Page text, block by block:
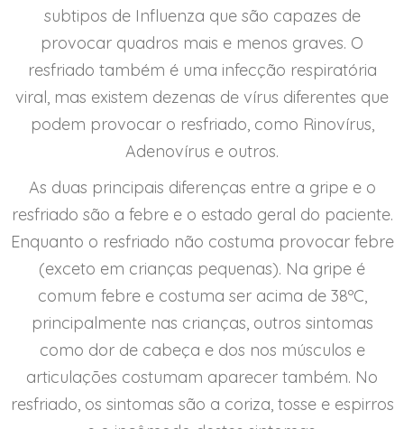
subtipos de Influenza que são capazes de
provocar quadros mais e menos graves. O
resfriado também é uma infecção respiratória
viral, mas existem dezenas de vírus diferentes que
podem provocar o resfriado, como Rinovírus,
Adenovírus e outros.
As duas principais diferenças entre a gripe e o
resfriado são a febre e o estado geral do paciente.
Enquanto o resfriado não costuma provocar febre
(exceto em crianças pequenas). Na gripe é
comum febre e costuma ser acima de 38ºC,
principalmente nas crianças, outros sintomas
como dor de cabeça e dos nos músculos e
articulações costumam aparecer também. No
resfriado, os sintomas são a coriza, tosse e espirros